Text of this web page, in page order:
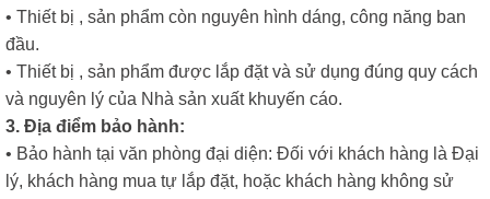
• Thiết bị , sản phẩm còn nguyên hình dáng, công năng ban
đầu.
• Thiết bị , sản phẩm được lắp đặt và sử dụng đúng quy cách
và nguyên lý của Nhà sản xuất khuyến cáo.
3. Địa điểm bảo hành:
• Bảo hành tại văn phòng đại diện: Đối với khách hàng là Đại
lý, khách hàng mua tự lắp đặt, hoặc khách hàng không sử